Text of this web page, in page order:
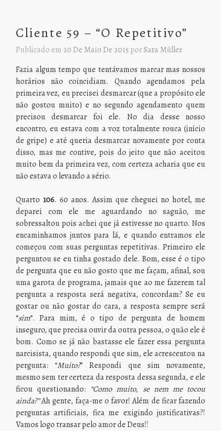
Cliente 59 – “O Repetitivo”
Publicado em 20 De Maio De 2015 porSara Müller
Fazia algum tempo que tentávamos marcar mas nossos
horários não coincidiam. Quando agendamos pela
primeira vez, eu precisei desmarcar (que a propósito ele
não gostou muito) e no segundo agendamento quem
precisou desmarcar foi ele. No dia desse nosso
encontro, eu estava com a voz totalmente rouca (início
de gripe) e até queria desmarcar novamente por conta
disso, mas me contive, pois do jeito que não aceitou
muito bem da primeira vez, com certeza acharia que eu
não estava o levando a sério.
Quarto 106. 60 anos. Assim que cheguei no hotel, me
deparei com ele me aguardando no saguão, me
sobressaltou pois achei que já estivesse no quarto. Nos
encaminhamos juntos para lá, e quando entramos ele
começou com suas perguntas repetitivas. Primeiro ele
perguntou se eu tinha gostado dele. Bom, esse é o tipo
de pergunta que eu não gosto que me façam, afinal, sou
uma garota de programa, jamais que ao me fazerem tal
pergunta a resposta será negativa, concordam? Se eu
gostar ou não gostar do cara, a resposta sempre será
“sim“. Para mim, é o tipo de pergunta de homem
inseguro, que precisa ouvir da outra pessoa, o quão ele é
bom. Como se já não bastasse ele fazer essa pergunta
narcisista, quando respondi que sim, ele acrescentou na
pergunta: “Muito?” Respondi que sim novamente,
mesmo sem ter certeza da resposta dessa segunda, e ele
ficou questionando: “Como muito, se nem me tocou
ainda?”Ah gente, faça-me o favor! Além de ficar fazendo
perguntas artificiais, fica me exigindo justificativas?!
Vamos logo transar pelo amor de Deus!!